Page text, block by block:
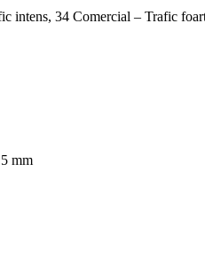
intens, 34 Comercial – Trafic
mm